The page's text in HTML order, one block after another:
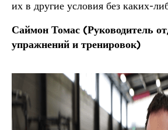
их в другие условия без каких-
Саймон Томас (Руководитель
упражнений и тренировок)